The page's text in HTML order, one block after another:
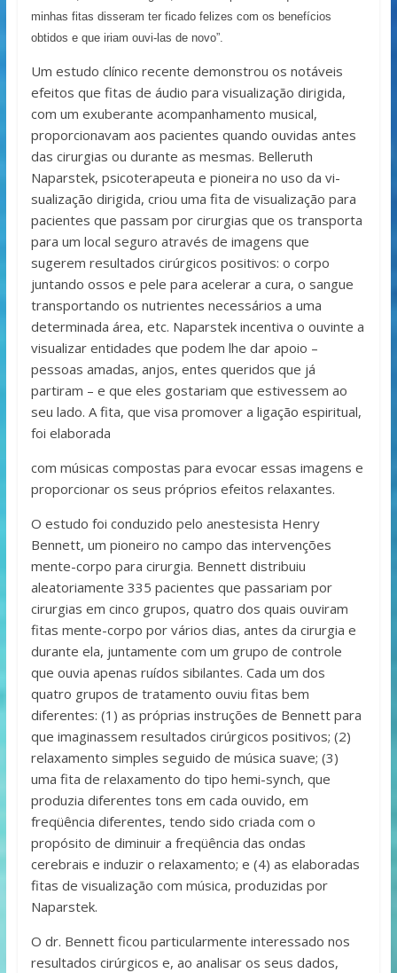
minhas fitas disseram ter ficado felizes com os benefícios
obtidos e que iriam ouvi-las de novo”.
Um estudo clínico recente demonstrou os notáveis
efeitos que fitas de áudio para visualização dirigida,
com um exuberante acompanhamento musical,
proporcionavam aos pacientes quando ouvidas antes
das cirurgias ou durante as mesmas. Belleruth
Naparstek, psicoterapeuta e pioneira no uso da vi-
sualização dirigida, criou uma fita de visualização para
pacientes que passam por cirurgias que os transporta
para um local seguro através de imagens que
sugerem resultados cirúrgicos positivos: o corpo
juntando ossos e pele para acelerar a cura, o sangue
transportando os nutrientes necessários a uma
determinada área, etc. Naparstek incentiva o ouvinte a
visualizar entidades que podem lhe dar apoio –
pessoas amadas, anjos, entes queridos que já
partiram – e que eles gostariam que estivessem ao
seu lado. A fita, que visa promover a ligação espiritual,
foi elaborada
com músicas compostas para evocar essas imagens e
proporcionar os seus próprios efeitos relaxantes.
O estudo foi conduzido pelo anestesista Henry
Bennett, um pioneiro no campo das intervenções
mente-corpo para cirurgia. Bennett distribuiu
aleatoriamente 335 pacientes que passariam por
cirurgias em cinco grupos, quatro dos quais ouviram
fitas mente-corpo por vários dias, antes da cirurgia e
durante ela, juntamente com um grupo de controle
que ouvia apenas ruídos sibilantes. Cada um dos
quatro grupos de tratamento ouviu fitas bem
diferentes: (1) as próprias instruções de Bennett para
que imaginassem resultados cirúrgicos positivos; (2)
relaxamento simples seguido de música suave; (3)
uma fita de relaxamento do tipo hemi-synch, que
produzia diferentes tons em cada ouvido, em
freqüência diferentes, tendo sido criada com o
propósito de diminuir a freqüência das ondas
cerebrais e induzir o relaxamento; e (4) as elaboradas
fitas de visualização com música, produzidas por
Naparstek.
O dr. Bennett ficou particularmente interessado nos
resultados cirúrgicos e, ao analisar os seus dados,